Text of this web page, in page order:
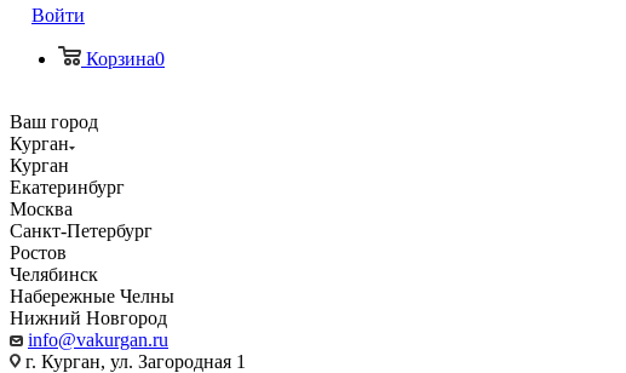
Войти
Корзина0
Ваш город
Курган
Курган
Екатеринбург
Москва
Санкт-Петербург
Ростов
Челябинск
Набережные Челны
Нижний Новгород
info@vakurgan.ru
г. Курган, ул. Загородная 1